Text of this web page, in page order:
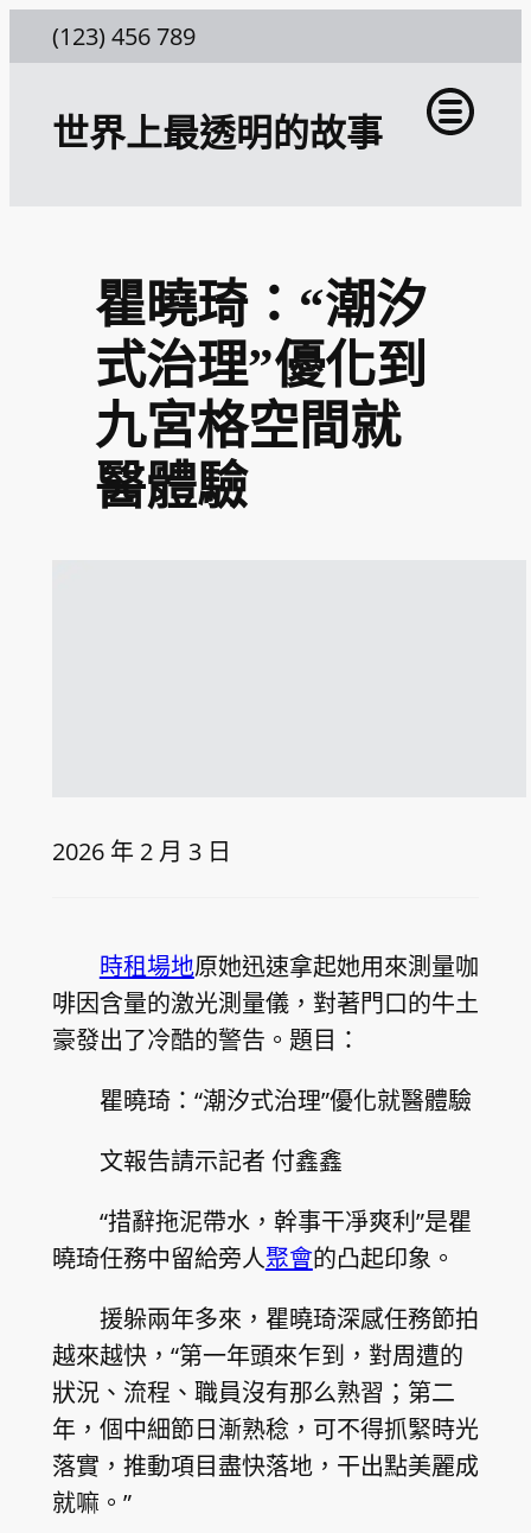
至
(123) 456 789
世界上最透明的故事
瞿曉琦：“潮汐
式治理”優化到
九宮格空間就
醫體驗
2026 年 2 月 3 日
時租場地原她迅速拿起她用來測量咖
啡因含量的激光測量儀，對著門口的牛土
豪發出了冷酷的警告。題目：
瞿曉琦：“潮汐式治理”優化就醫體驗
文報告請示記者 付鑫鑫
“措辭拖泥帶水，幹事干凈爽利”是瞿
曉琦任務中留給旁人聚會的凸起印象。
援躲兩年多來，瞿曉琦深感任務節拍
越來越快，“第一年頭來乍到，對周遭的
狀況、流程、職員沒有那么熟習；第二
年，個中細節日漸熟稔，可不得抓緊時光
落實，推動項目盡快落地，干出點美麗成
就嘛。”